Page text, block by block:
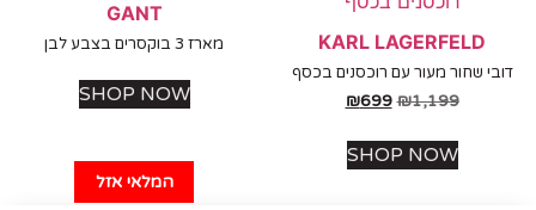
KARL LAGERFELD
שחור מעור עם רוכסנים בכסף
₪1,199
₪699
SHOP NOW
המלאי אזל
GANT
SHOP NOW